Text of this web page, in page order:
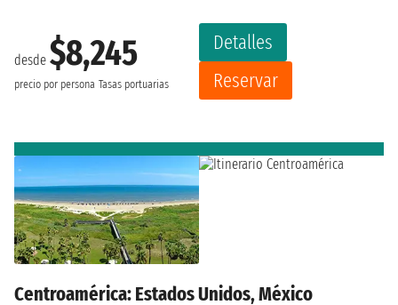
desde $8,245
precio por persona Tasas portuarias
Detalles
Reservar
Centroamérica: Estados Unidos, México